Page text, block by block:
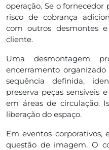
operação. Se o
risco de cobrança
com outros desmontes
cliente.
Uma desmontagem
encerramento
sequência definida,
preserva peças sensíveis
em áreas de circulação.
liberação do espaço.
Em eventos
questão de imagem. O